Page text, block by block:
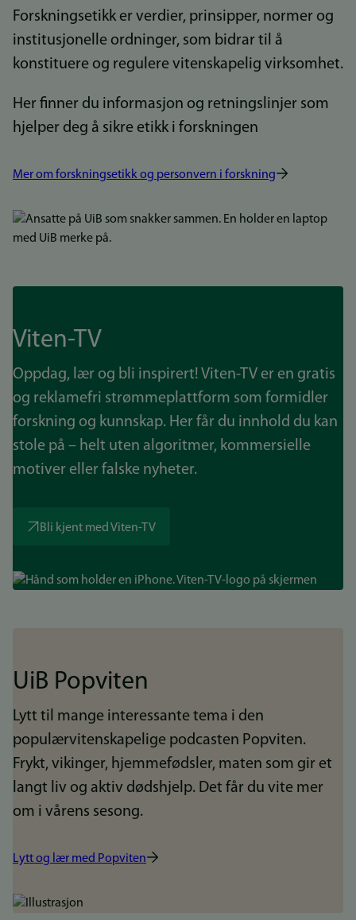
Forskningsetikk er verdier, prinsipper, normer og
institusjonelle ordninger, som bidrar til å
konstituere og regulere vitenskapelig virksomhet.
Her finner du informasjon og retningslinjer som
hjelper deg å sikre etikk i forskningen
Mer om forskningsetikk og personvern i forskning
Bilde
Viten-TV
Oppdag, lær og bli inspirert! Viten-TV er en gratis
og reklamefri strømmeplattform som formidler
forskning og kunnskap. Her får du innhold du kan
stole på – helt uten algoritmer, kommersielle
motiver eller falske nyheter.
Bli kjent med Viten-TV
Bilde
UiB Popviten
Lytt til mange interessante tema i den
populærvitenskapelige podcasten Popviten.
Frykt, vikinger, hjemmefødsler, maten som gir et
langt liv og aktiv dødshjelp. Det får du vite mer
om i vårens sesong.
Lytt og lær med Popviten
Bilde